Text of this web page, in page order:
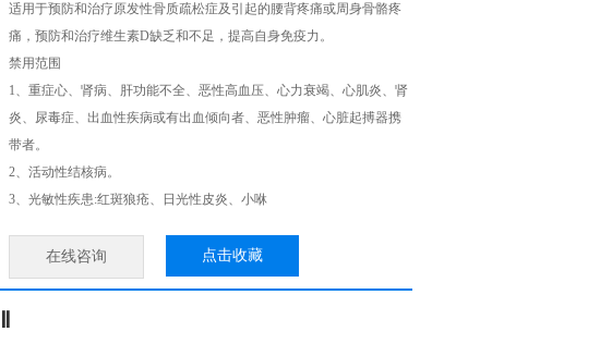
适用于预防和治疗原发性骨质疏松症及引起的腰背疼痛或周身骨骼疼
痛，预防和治疗维生素D缺乏和不足，提高自身免疫力。
禁用范围
1、重症心、肾病、肝功能不全、恶性高血压、心力衰竭、心肌炎、肾
炎、尿毒症、出血性疾病或有出血倾向者、恶性肿瘤、心脏起搏器携
带者。
2、活动性结核病。
3、光敏性疾患:红斑狼疮、日光性皮炎、小咻
在线咨询
点击收藏